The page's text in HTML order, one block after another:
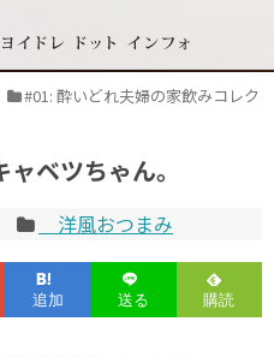
#01: 酔いどれ夫婦の家飲みコレク
ベツちゃん。
洋風おつまみ